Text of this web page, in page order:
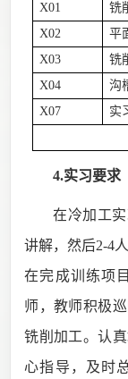
X01
铣
X02
平
X03
铣
X04
沟
X07
实
4.实习要求
在冷加工
讲解，然后2-4
在完成训练项
师，教师积极
铣削加工。认
心指导，及时